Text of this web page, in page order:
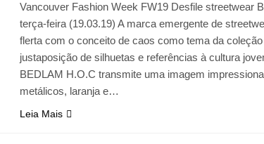
Vancouver Fashion Week FW19 Desfile streetwear
terça-feira (19.03.19) A marca emergente de
flerta com o conceito de caos como tema da
justaposição de silhuetas e referências à cultura
BEDLAM H.O.C transmite uma imagem
metálicos, laranja e…
Leia Mais